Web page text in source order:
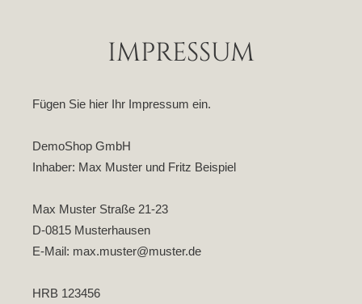
IMPRESSUM
Fügen Sie hier Ihr Impressum ein.
DemoShop GmbH
Inhaber: Max Muster und Fritz Beispiel
Max Muster Straße 21-23
D-0815 Musterhausen
E-Mail: max.muster@muster.de
HRB 123456